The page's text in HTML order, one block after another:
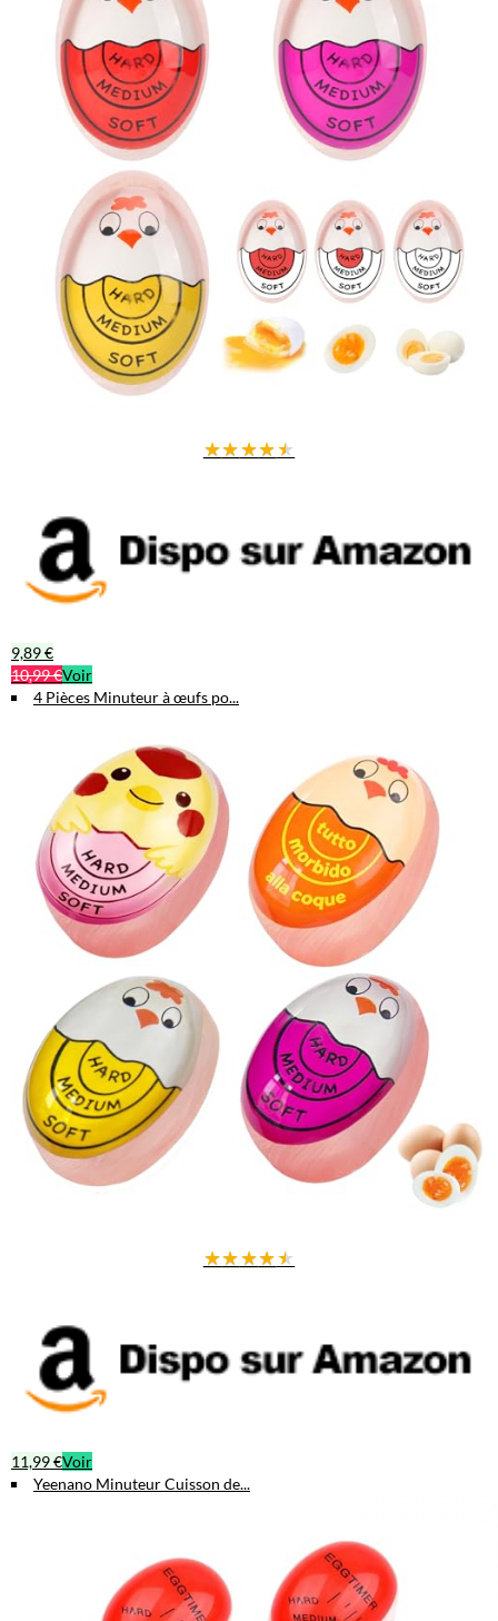
★★★★★
9,89 €
10,99 €Voir
4 Pièces Minuteur à œufs po...
★★★★★
11,99 €Voir
Yeenano Minuteur Cuisson de...